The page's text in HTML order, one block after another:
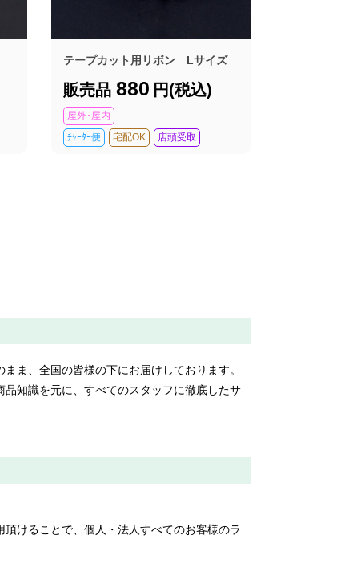
テープカット用リボン Lサイズ
販売品 880 円(税込)
屋外･屋内
ﾁｬｰﾀｰ便
宅配OK 店頭受取
ま、全国の皆様の下にお届けしております。
知識を元に、すべてのスタッフに徹底したサ
けることで、個人・法人すべてのお客様のラ